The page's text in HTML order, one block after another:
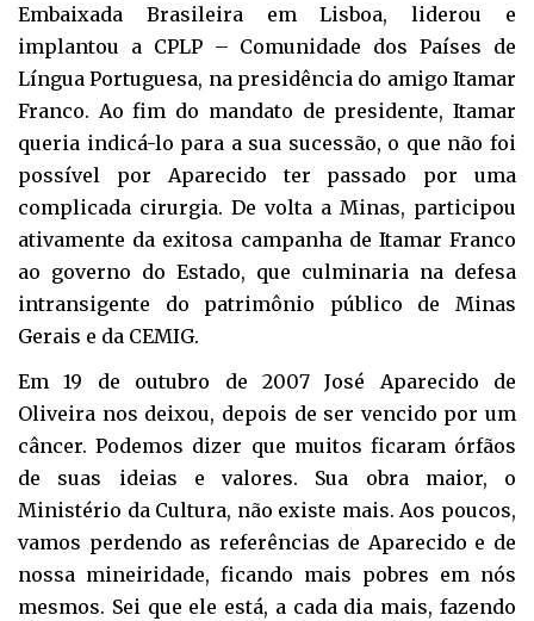
Embaixada Brasileira em Lisboa, liderou e
implantou a CPLP – Comunidade dos Países de
Língua Portuguesa, na presidência do amigo Itamar
Franco. Ao fim do mandato de presidente, Itamar
queria indicá-lo para a sua sucessão, o que não foi
possível por Aparecido ter passado por uma
complicada cirurgia. De volta a Minas, participou
ativamente da exitosa campanha de Itamar Franco
ao governo do Estado, que culminaria na defesa
intransigente do patrimônio público de Minas
Gerais e da CEMIG.
Em 19 de outubro de 2007 José Aparecido de
Oliveira nos deixou, depois de ser vencido por um
câncer. Podemos dizer que muitos ficaram órfãos
de suas ideias e valores. Sua obra maior, o
Ministério da Cultura, não existe mais. Aos poucos,
vamos perdendo as referências de Aparecido e de
nossa mineiridade, ficando mais pobres em nós
mesmos. Sei que ele está, a cada dia mais, fazendo